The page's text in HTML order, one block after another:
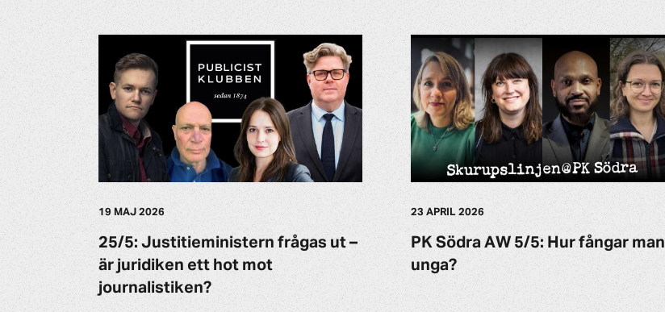
19 MAJ 2026
25/5: Justitieministern frågas ut –
är juridiken ett hot mot
journalistiken?
23 APRIL 2026
PK Södra AW 5/5: Hur fångar man
unga?